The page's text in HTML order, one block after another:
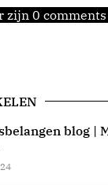
zijn 0 comments
blog |